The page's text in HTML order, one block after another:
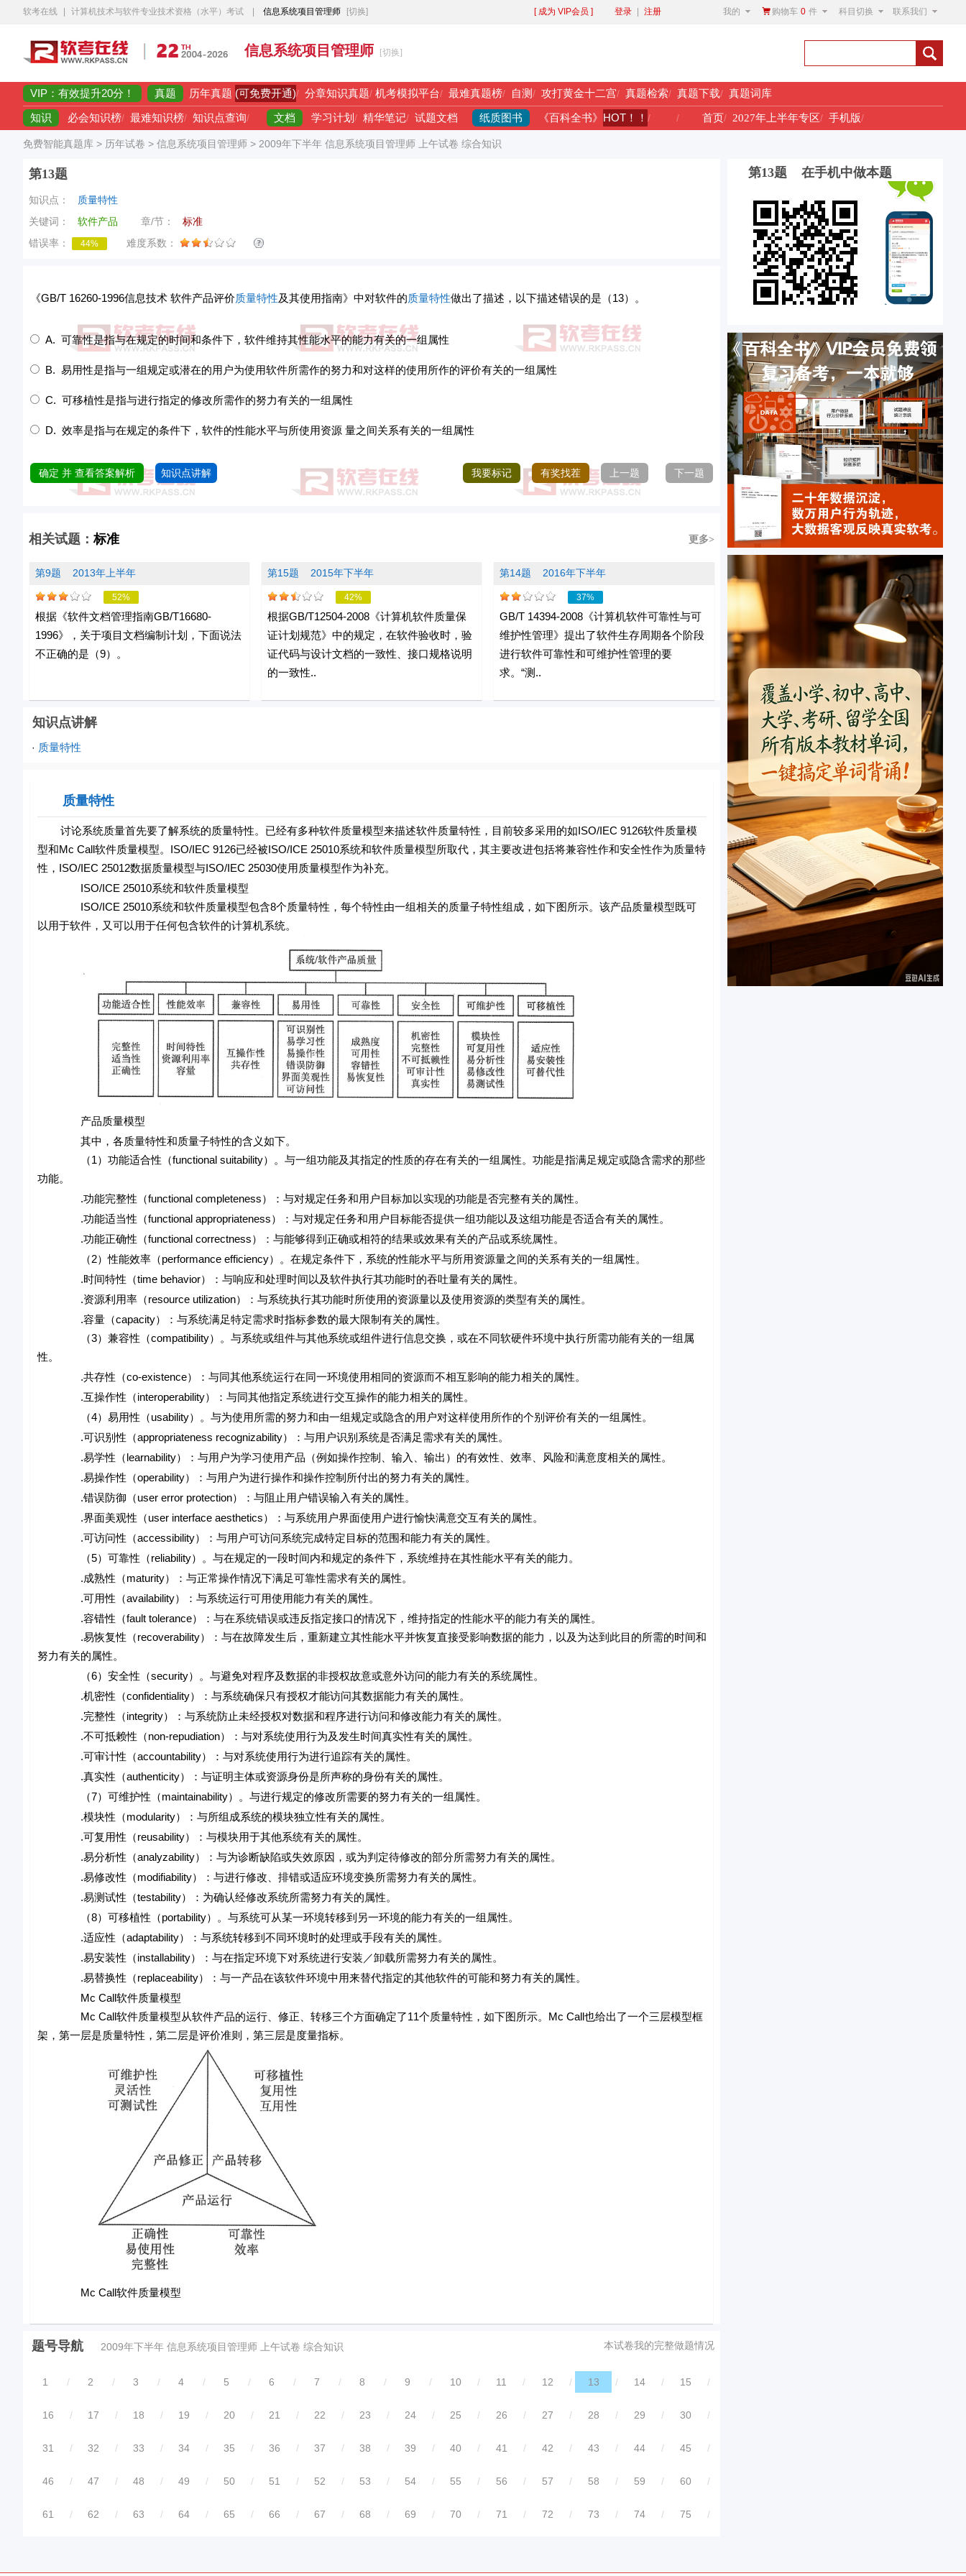
软考在线 计算机技术与软件专业技术资格（水平）考试 信息系统项目管理师 [切换] [ 成为 VIP会员 ] 登录 注册 我的 购物车 0 件 科目切换 联系我们
信息系统项目管理师 [切换]
VIP：有效提升20分！ 真题 历年真题 (可免费开通)/ 分章知识真题/ 机考模拟平台/ 最难真题榜/ 自测/ 攻打黄金十二宫/ 真题检索/ 真题下载/ 真题词库
知识 必会知识榜/ 最难知识榜/ 知识点查询/ 文档 学习计划/ 精华笔记/ 试题文档 纸质图书 《百科全书》 HOT！！ / / 首页/ 2027年上半年专区/ 手机版/
免费智能真题库 > 历年试卷 > 信息系统项目管理师 > 2009年下半年 信息系统项目管理师 上午试卷 综合知识
第13题
知识点：
质量特性
关键词：
软件产品 章/节：
标准
错误率：
44% 难度系数：
《GB/T 16260-1996信息技术 软件产品评价质量特性及其使用指南》中对软件的质量特性做出了描述，以下描述错误的是（13）。
A. 可靠性是指与在规定的时间和条件下，软件维持其性能水平的能力有关的一组属性
B. 易用性是指与一组规定或潜在的用户为使用软件所需作的努力和对这样的使用所作的评价有关的一组属性
C. 可移植性是指与进行指定的修改所需作的努力有关的一组属性
D. 效率是指与在规定的条件下，软件的性能水平与所使用资源 量之间关系有关的一组属性
确定 并 查看答案解析 知识点讲解 我要标记 有奖找茬 上一题 下一题
相关试题：标准 更多>
第9题 2013年上半年
52%
根据《软件文档管理指南GB/T16680-
1996》，关于项目文档编制计划，下面说法
不正确的是（9）。
第15题 2015年下半年
42%
根据GB/T12504-2008《计算机软件质量保
证计划规范》中的规定，在软件验收时，验
证代码与设计文档的一致性、接口规格说明
的一致性..
第14题 2016年下半年
37%
GB/T 14394-2008《计算机软件可靠性与可
维护性管理》提出了软件生存周期各个阶段
进行软件可靠性和可维护性管理的要
求。“测..
知识点讲解
· 质量特性
质量特性
讨论系统质量首先要了解系统的质量特性。已经有多种软件质量模型来描述软件质量特性，目前较多采用的如ISO/IEC 9126软件质量模
型和Mc Call软件质量模型。ISO/IEC 9126已经被ISO/ICE 25010系统和软件质量模型所取代，其主要改进包括将兼容性作和安全性作为质量特
性，ISO/IEC 25012数据质量模型与ISO/IEC 25030使用质量模型作为补充。
ISO/ICE 25010系统和软件质量模型
ISO/ICE 25010系统和软件质量模型包含8个质量特性，每个特性由一组相关的质量子特性组成，如下图所示。该产品质量模型既可
以用于软件，又可以用于任何包含软件的计算机系统。
产品质量模型
其中，各质量特性和质量子特性的含义如下。
（1）功能适合性（functional suitability）。与一组功能及其指定的性质的存在有关的一组属性。功能是指满足规定或隐含需求的那些
功能。
.功能完整性（functional completeness）：与对规定任务和用户目标加以实现的功能是否完整有关的属性。
.功能适当性（functional appropriateness）：与对规定任务和用户目标能否提供一组功能以及这组功能是否适合有关的属性。
.功能正确性（functional correctness）：与能够得到正确或相符的结果或效果有关的产品或系统属性。
（2）性能效率（performance efficiency）。在规定条件下，系统的性能水平与所用资源量之间的关系有关的一组属性。
.时间特性（time behavior）：与响应和处理时间以及软件执行其功能时的吞吐量有关的属性。
.资源利用率（resource utilization）：与系统执行其功能时所使用的资源量以及使用资源的类型有关的属性。
.容量（capacity）：与系统满足特定需求时指标参数的最大限制有关的属性。
（3）兼容性（compatibility）。与系统或组件与其他系统或组件进行信息交换，或在不同软硬件环境中执行所需功能有关的一组属
性。
.共存性（co-existence）：与同其他系统运行在同一环境使用相同的资源而不相互影响的能力相关的属性。
.互操作性（interoperability）：与同其他指定系统进行交互操作的能力相关的属性。
（4）易用性（usability）。与为使用所需的努力和由一组规定或隐含的用户对这样使用所作的个别评价有关的一组属性。
.可识别性（appropriateness recognizability）：与用户识别系统是否满足需求有关的属性。
.易学性（learnability）：与用户为学习使用产品（例如操作控制、输入、输出）的有效性、效率、风险和满意度相关的属性。
.易操作性（operability）：与用户为进行操作和操作控制所付出的努力有关的属性。
.错误防御（user error protection）：与阻止用户错误输入有关的属性。
.界面美观性（user interface aesthetics）：与系统用户界面使用户进行愉快满意交互有关的属性。
.可访问性（accessibility）：与用户可访问系统完成特定目标的范围和能力有关的属性。
（5）可靠性（reliability）。与在规定的一段时间内和规定的条件下，系统维持在其性能水平有关的能力。
.成熟性（maturity）：与正常操作情况下满足可靠性需求有关的属性。
.可用性（availability）：与系统运行可用使用能力有关的属性。
.容错性（fault tolerance）：与在系统错误或违反指定接口的情况下，维持指定的性能水平的能力有关的属性。
.易恢复性（recoverability）：与在故障发生后，重新建立其性能水平并恢复直接受影响数据的能力，以及为达到此目的所需的时间和
努力有关的属性。
（6）安全性（security）。与避免对程序及数据的非授权故意或意外访问的能力有关的系统属性。
.机密性（confidentiality）：与系统确保只有授权才能访问其数据能力有关的属性。
.完整性（integrity）：与系统防止未经授权对数据和程序进行访问和修改能力有关的属性。
.不可抵赖性（non-repudiation）：与对系统使用行为及发生时间真实性有关的属性。
.可审计性（accountability）：与对系统使用行为进行追踪有关的属性。
.真实性（authenticity）：与证明主体或资源身份是所声称的身份有关的属性。
（7）可维护性（maintainability）。与进行规定的修改所需要的努力有关的一组属性。
.模块性（modularity）：与所组成系统的模块独立性有关的属性。
.可复用性（reusability）：与模块用于其他系统有关的属性。
.易分析性（analyzability）：与为诊断缺陷或失效原因，或为判定待修改的部分所需努力有关的属性。
.易修改性（modifiability）：与进行修改、排错或适应环境变换所需努力有关的属性。
.易测试性（testability）：为确认经修改系统所需努力有关的属性。
（8）可移植性（portability）。与系统可从某一环境转移到另一环境的能力有关的一组属性。
.适应性（adaptability）：与系统转移到不同环境时的处理或手段有关的属性。
.易安装性（installability）：与在指定环境下对系统进行安装／卸载所需努力有关的属性。
.易替换性（replaceability）：与一产品在该软件环境中用来替代指定的其他软件的可能和努力有关的属性。
Mc Call软件质量模型
Mc Call软件质量模型从软件产品的运行、修正、转移三个方面确定了11个质量特性，如下图所示。Mc Call也给出了一个三层模型框
架，第一层是质量特性，第二层是评价准则，第三层是度量指标。
Mc Call软件质量模型
题号导航 2009年下半年 信息系统项目管理师 上午试卷 综合知识 本试卷我的完整做题情况
1 / 2 / 3 / 4 / 5 / 6 / 7 / 8 / 9 / 10 / 11 / 12 / 13 / 14 / 15 /
16 / 17 / 18 / 19 / 20 / 21 / 22 / 23 / 24 / 25 / 26 / 27 / 28 / 29 / 30 /
31 / 32 / 33 / 34 / 35 / 36 / 37 / 38 / 39 / 40 / 41 / 42 / 43 / 44 / 45 /
46 / 47 / 48 / 49 / 50 / 51 / 52 / 53 / 54 / 55 / 56 / 57 / 58 / 59 / 60 /
61 / 62 / 63 / 64 / 65 / 66 / 67 / 68 / 69 / 70 / 71 / 72 / 73 / 74 / 75 /
第13题 在手机中做本题